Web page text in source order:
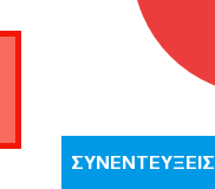
ΣΥΝΕΝΤΕΥΞΕΙΣ